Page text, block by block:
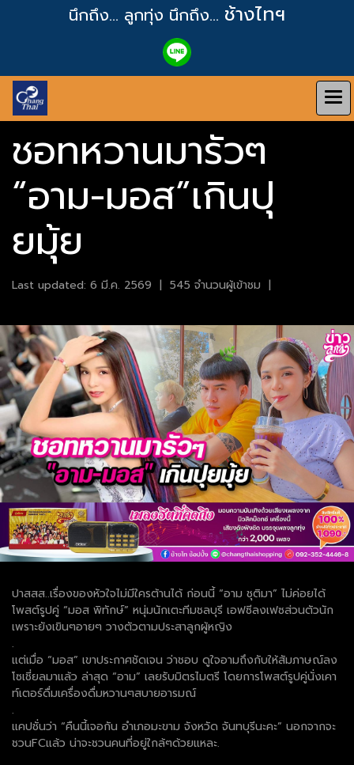
นึกถึง... ลูกทุ่ง นึกถึง... ช้างไทฯ
ชอทหวานมารัวๆ
“อาม-มอส”เกินปุ
ยมุ้ย
Last updated: 6 มี.ค. 2569 | 545 จำนวนผู้เข้าชม |
ปาสสส..เรื่องของหัวใจไม่มีใครต้านได้ ก่อนนี้ “อาม ชุติมา” ไม่ค่อยได้
โพสต์รูปคู่ “มอส พิทักษ์” หนุ่มนักเตะทีมชลบุรี เอฟซีลงเฟซส่วนตัวนัก
เพราะยังเขินๆอายๆ วางตัวตามประสาลูกผู้หญิง
.
แต่เมื่อ “มอส” เขาประกาศชัดเจน ว่าชอบ ดูใจอามถึงกับให้สัมภาษณ์ลง
โซเชี่ยลมาแล้ว ล่าสุด “อาม” เลยรับมิตรไมตรี โดยการโพสต์รูปคู่นั่งเคา
ท์เตอร์ดื่มเครื่องดื่มหวานๆสบายอารมณ์
.
แคปชั่นว่า “คืนนี้เจอกัน อำเภอมะขาม จังหวัด จันทบุรีนะคะ” นอกจากจะ
ชวนFCแล้ว น่าจะชวนคนที่อยู่ใกล้ๆด้วยแหละ.